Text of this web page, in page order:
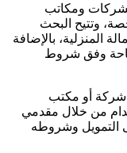
ومكاتب
وتتيح البحث
المنزلية، بالإضافة
وفق شروط
شركة أو مكتب
من خلال مقدمي
التمويل وشروطه